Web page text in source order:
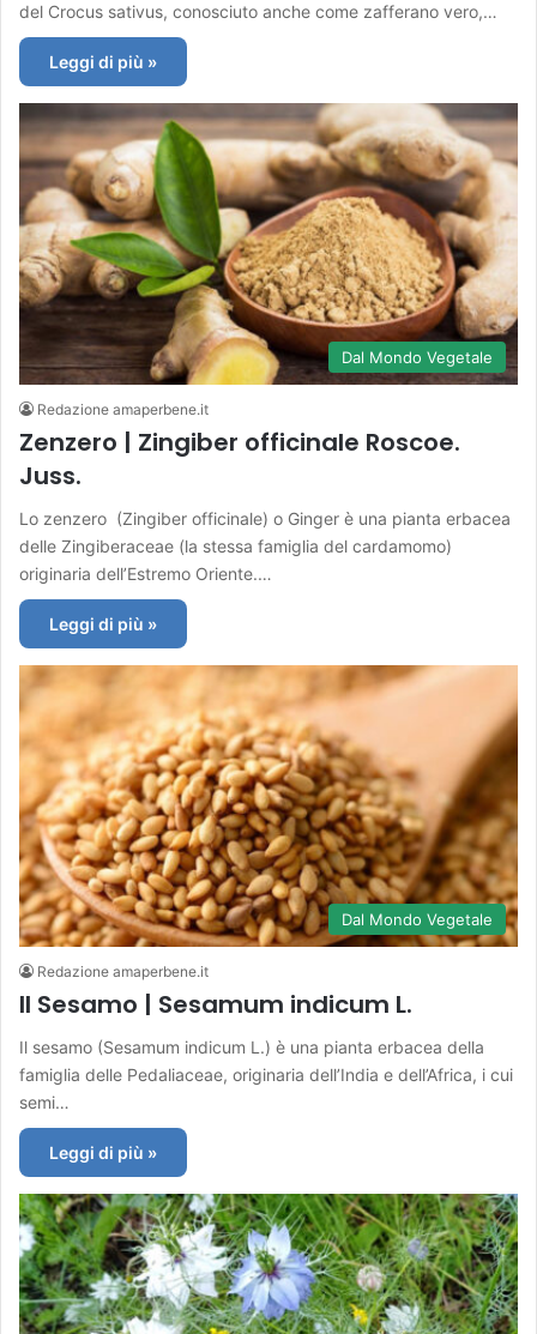
del Crocus sativus, conosciuto anche come zafferano vero,…
Leggi di più »
Dal Mondo Vegetale
Redazione amaperbene.it
Zenzero | Zingiber officinale Roscoe.
Juss.
Lo zenzero (Zingiber officinale) o Ginger è una pianta erbacea
delle Zingiberaceae (la stessa famiglia del cardamomo)
originaria dell’Estremo Oriente.…
Leggi di più »
Dal Mondo Vegetale
Redazione amaperbene.it
Il Sesamo | Sesamum indicum L.
Il sesamo (Sesamum indicum L.) è una pianta erbacea della
famiglia delle Pedaliaceae, originaria dell’India e dell’Africa, i cui
semi…
Leggi di più »